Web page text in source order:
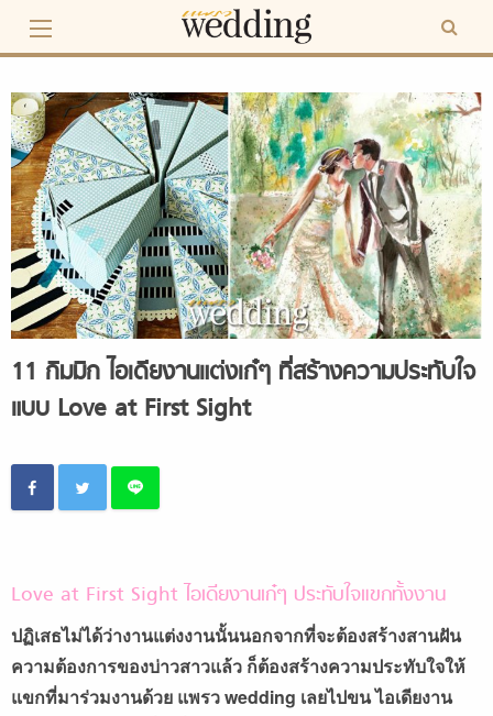
content
11 กิมมิก ไอเดียงานแต่งเก๋ๆ ที่สร้างความประทับใจ
แบบ Love at First Sight
Love at First Sight ไอเดียงานเก๋ๆ ประทับใจแขกทั้งงาน
ปฏิเสธไม่ได้ว่างานแต่งงานนั้นนอกจากที่จะต้องสร้างสานฝัน
ความต้องการของบ่าวสาวแล้ว ก็ต้องสร้างความประทับใจให้
แขกที่มาร่วมงานด้วย แพรว wedding เลยไปขน ไอเดียงาน